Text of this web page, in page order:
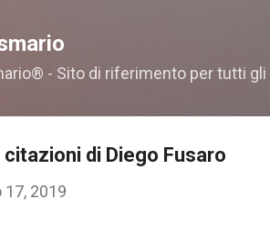
- Sito di riferimento per tutti
citazioni di Diego Fusaro
17, 2019